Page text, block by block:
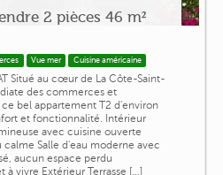
2 pièces 46 m²
Vue mer Cuisine américaine
Situé au cœur de La Côte-Saint-
des commerces et
bel appartement T2 d'environ
et fonctionnalité. Intérieur
avec cuisine ouverte
Salle d'eau moderne avec
aucun espace perdu
vivre Extérieur Terrasse [...]